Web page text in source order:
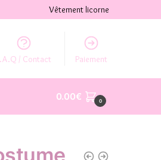
Vêtement licorne
/ Contact Paiement
0.00€ 0